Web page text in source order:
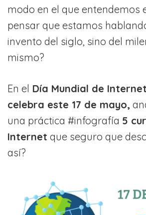
modo en el que entendemos
pensar que estamos
invento del siglo, sino del
mismo?
En el Día Mundial de
celebra este 17 de mayo,
una práctica #infografía 5
Internet que seguro que
así?